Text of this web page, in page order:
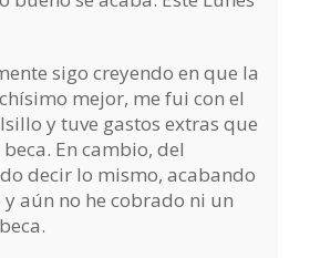
sigo creyendo en que la
mejor, me fui con el
y tuve gastos extras que
En cambio, del
decir lo mismo, acabando
aún no he cobrado ni un